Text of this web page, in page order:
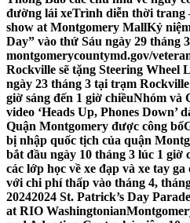
đường lái xeTrình diễn thời trang
show at Montgomery MallKỷ
Day” vào thứ Sáu ngày 29 tháng
montgomerycountymd.gov/
Rockville sẽ tặng Steering Wheel
ngày 23 tháng 3 tại trạm
giờ sáng đến 1 giờ chiềuNhóm và
video ‘Heads Up, Phones Down’
Quận Montgomery được công bố
bị nhập quốc tịch của quận
bắt đầu ngày 10 tháng 3 lúc 1 giờ
các lớp học về xe đạp và xe tay
với chi phí thấp vào tháng 4,
20242024 St. Patrick’s Day
at RIO Washingtonian